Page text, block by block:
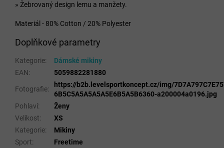
» Žebrovaný design lemu a manžety.
Materiál - 80% Cotton / 20% Polyester
Doplňkové parametry
Kategorie:
Dámské mikiny
EAN: 5059882281880
Fotografie:
https://b2b.levelsportkoncept.cz/img/
6B5C5A5A5A5A5E6B5A5B6360-a200004a0196.jpg
Pohlaví:
Ženy
Velikost:
XS
Kategorie:
Mikiny
Sport:
Freetime